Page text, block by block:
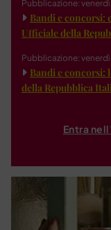
Pubblicazione:
Bandi e concorsi:
Ufficiale della
Pubblicazione:
Bandi e concorsi:
della Repubblica
Entra